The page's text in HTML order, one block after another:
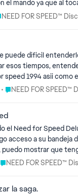
el mando ya que al
NEED FOR SPEED™
NEED FOR SPEED™
puede dificil
esos tiempos,
1994 asii como
ojala y puedan
Place NEED FOR
NEED FOR
el Need for Speed
acceso a su bandeja
mostrar que
NEED FOR
NEED FOR SPEED™
la saga.